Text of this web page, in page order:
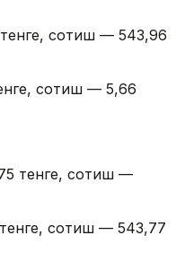
сотиш — 543,96
сотиш — 5,66
тенге, сотиш —
сотиш — 543,77